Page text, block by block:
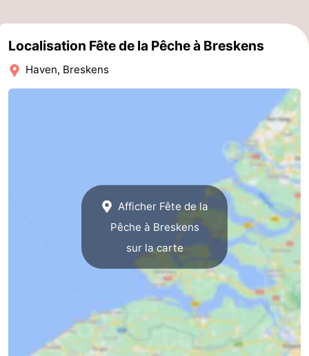
phoques
et
manger
Événements
Pratiques
Localisation Fête de la Pêche à Breskens
Haven, Breskens
Afficher Fête de la
Pêche à Breskens
sur la carte